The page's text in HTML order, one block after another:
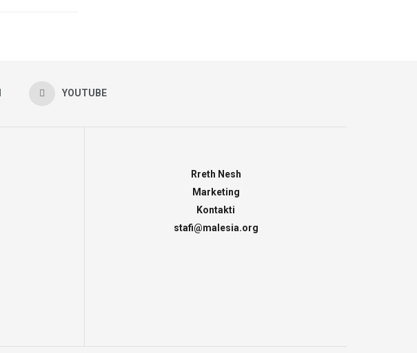
YOUTUBE
Rreth Nesh
Marketing
Kontakti
stafi@malesia.org